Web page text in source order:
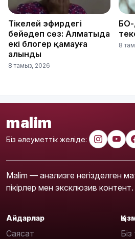
Тікелей эфирдегі
бейәдеп сөз: Алматыда
екі блогер қамауға
алынды
8 тамыз, 2026
8
malim
Біз әлеуметтік желіде:
Malim — анализге негізделген
пікірлер мен эксклюзив контент.
Айдарлар
Саясат